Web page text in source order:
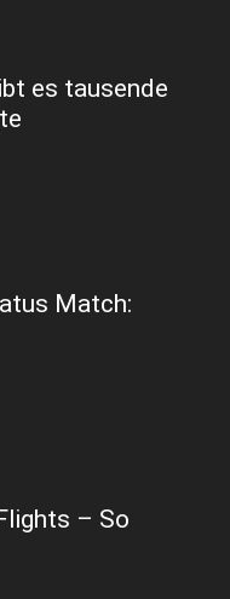
es tausende
Match:
– So